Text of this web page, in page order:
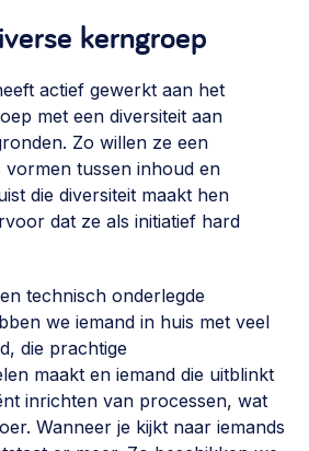
kerngroep
actief gewerkt aan het
met een diversiteit aan
Zo willen ze een
vormen tussen inhoud en
die diversiteit maakt hen
dat ze als initiatief hard
technisch onderlegde
we iemand in huis met veel
die prachtige
maakt en iemand die uitblinkt
inrichten van processen, wat
Wanneer je kijkt naar iemands